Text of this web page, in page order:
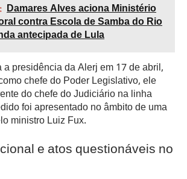
Damares Alves aciona Ministério
contra Escola de Samba do Rio
antecipada de Lula
a presidência da Alerj em 17 de abril,
chefe do Poder Legislativo, ele
do chefe do Judiciário na linha
foi apresentado no âmbito de uma
ministro Luiz Fux.
e atos questionáveis no